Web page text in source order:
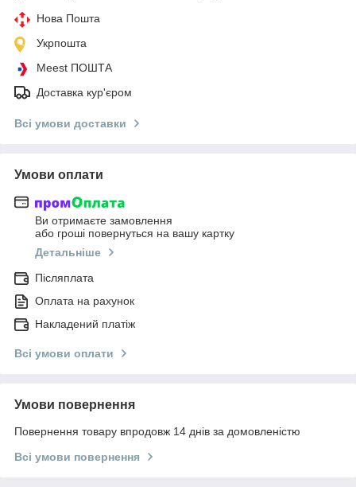
Нова Пошта
Укрпошта
Meest ПОШТА
Доставка кур'єром
Всі умови доставки
Умови оплати
Ви отримаєте замовлення
або гроші повернуться на вашу картку
Детальніше
Післяплата
Оплата на рахунок
Накладений платіж
Всі умови оплати
Умови повернення
Повернення товару впродовж 14 днів за домовленістю
Всі умови повернення